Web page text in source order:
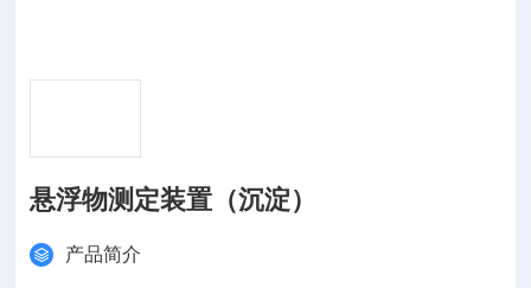
悬浮物测定装置（沉淀）
产品简介